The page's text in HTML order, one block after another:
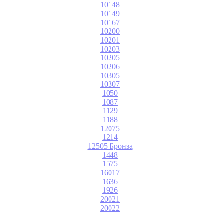
10148
10149
10167
10200
10201
10203
10205
10206
10305
10307
1050
1087
1129
1188
12075
1214
12505 Бронза
1448
1575
16017
1636
1926
20021
20022